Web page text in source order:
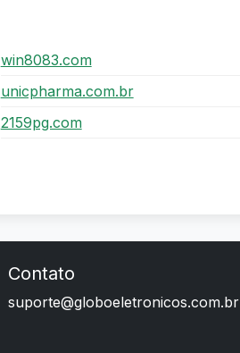
win8083.com
unicpharma.com.br
2159pg.com
Contato
suporte@globoeletronicos.com.br